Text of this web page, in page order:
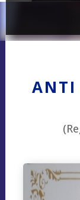
ANTI